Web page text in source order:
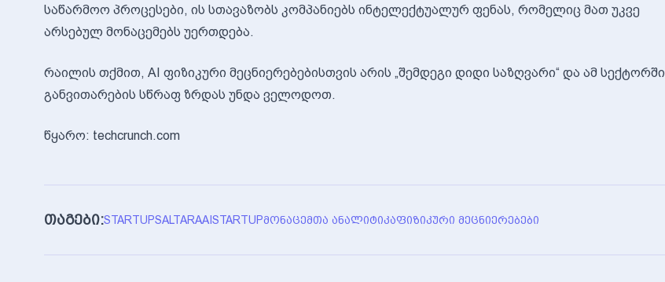
საწარმოო პროცესები, ის სთავაზობს კომპანიებს ინტელექტუალურ ფენას, რომელიც მათ უკვე
არსებულ მონაცემებს უერთდება.
რაილის თქმით, AI ფიზიკური მეცნიერებებისთვის არის „შემდეგი დიდი საზღვარი“ და ამ სექტორში
განვითარების სწრაფ ზრდას უნდა ველოდოთ.
წყარო: techcrunch.com
თაგები:STARTUPSALTARAAI STARTUPᲛᲝᲜᲐᲪᲔᲛᲗᲐ ᲐᲜᲐᲚᲘᲢᲘᲙᲐᲤᲘᲖᲘᲙᲣᲠᲘ ᲛᲔᲪᲜᲘᲔᲠᲔᲑᲔᲑᲘ